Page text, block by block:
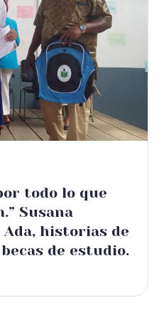
todo lo que
Susana
Ada, historias de
de estudio.